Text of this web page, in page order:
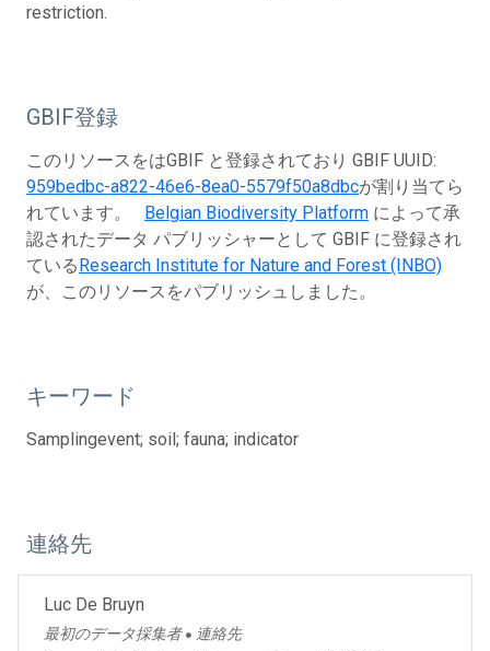
restriction.
GBIF登録
このリソースをはGBIF と登録されており GBIF UUID:
959bedbc-a822-46e6-8ea0-5579f50a8dbcが割り当てら
れています。 Belgian Biodiversity Platform によって承
認されたデータ パブリッシャーとして GBIF に登録され
ているResearch Institute for Nature and Forest (INBO)
が、このリソースをパブリッシュしました。
キーワード
Samplingevent; soil; fauna; indicator
連絡先
Luc De Bruyn
最初のデータ採集者 ● 連絡先